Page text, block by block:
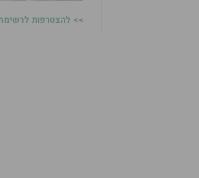
>> להצטרפות